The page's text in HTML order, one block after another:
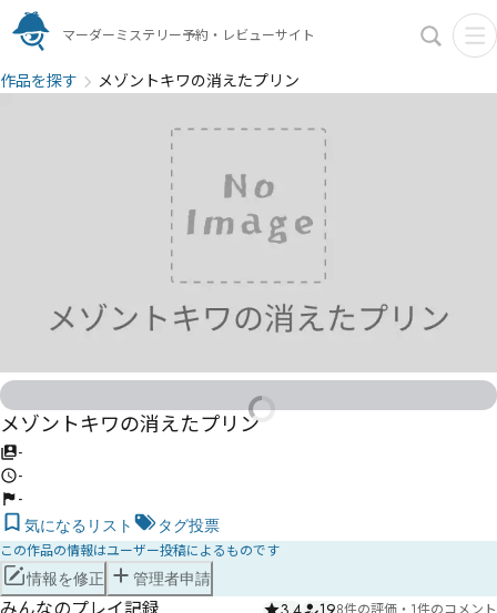
マーダーミステリー予約・レビューサイト
作品を探す メゾントキワの消えたプリン
メゾントキワの消えたプリン
-
-
-
気になるリスト タグ投票
この作品の情報はユーザー投稿によるものです
情報を修正 管理者申請